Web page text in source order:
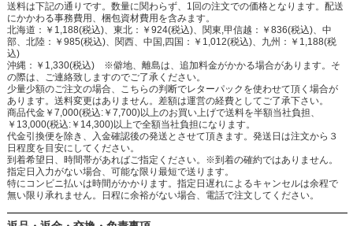
送料は下記の通りです。数量に関わらず、1回の注文での価格となります。配送
にかかわる事務費用、梱包資材費用を含みます。
北海道：￥1,188(税込)、東北：￥924(税込)、関東,甲信越：￥836(税込)、中
部、北陸：￥985(税込)、関西、中国,四国：￥1,012(税込)、九州：￥1,188(税
込)
沖縄：￥1,330(税込) ※僻地、離島は、追加料金がかかる場合があります。そ
の際は、ご連絡致しますのでご了承ください。
少量少額のご注文の場合、こちらの判断でレターパックを使わせて頂く場合が
あります。送料変更はありません。差額は運営の経費としてご了承下さい。
商品代金￥7,000(税込:￥7,700)以上のお買い上げで送料を半額当社負担、
￥13,000(税込:￥14,300)以上で全額当社負担になります。
代金引換便を除き、入金確認後の発送とさせて頂きます。発送日は注文から３
日程度を目安にしてください。
到着希望日、時間帯があればご指定ください。※到着の確約ではありません。
指定日入力がない場合、可能な限り最短で送ります。
特にコンビニ払いは時間がかかります。指定日遅れによるキャンセルは余程で
無い限り承れません。日程に余裕がない場合、電話で注文してください。